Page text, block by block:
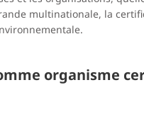
multinationale, la
organisme